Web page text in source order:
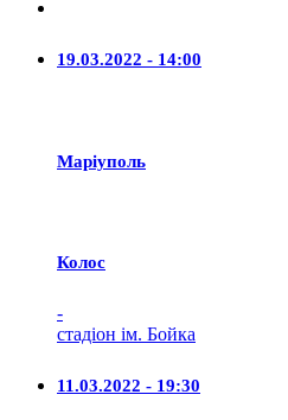
19.03.2022 - 14:00
Маріуполь
Колос
-
стадіон ім. Бойка
11.03.2022 - 19:30